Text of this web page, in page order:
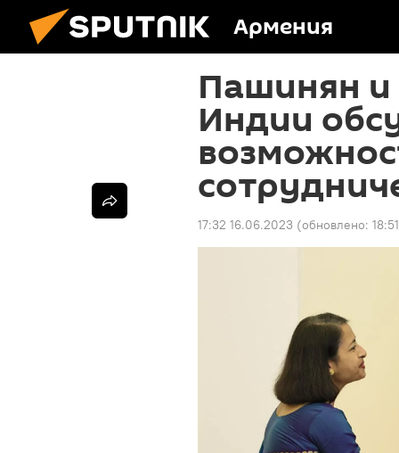
Армения
Пашинян и
Индии
17:32 16.06.2023 (обновлено: